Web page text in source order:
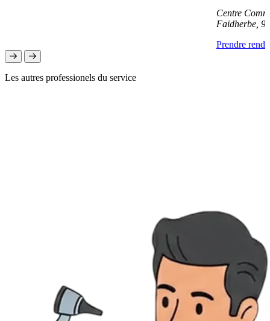
Centre
Faidherbe,
Prendre
Les autres professionels du service